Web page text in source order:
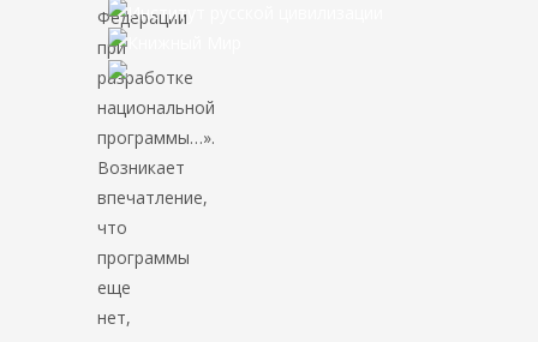
Федерации
при
разработке
национальной
программы…».
Возникает
впечатление,
что
программы
еще
нет,